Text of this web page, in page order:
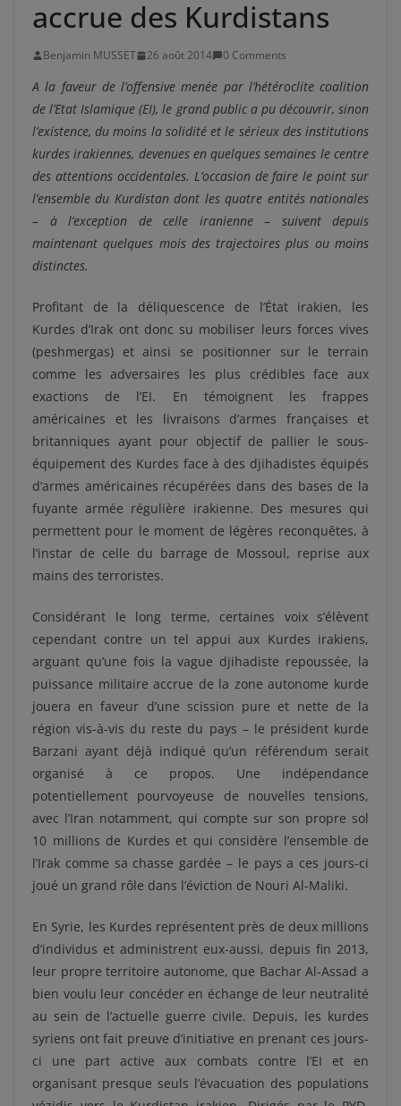
accrue des Kurdistans
Benjamin MUSSET 26 août 2014 0 Comments
A la faveur de l’offensive menée par l’hétéroclite coalition
de l’Etat Islamique (EI), le grand public a pu découvrir, sinon
l’existence, du moins la solidité et le sérieux des institutions
kurdes irakiennes, devenues en quelques semaines le centre
des attentions occidentales. L’occasion de faire le point sur
l’ensemble du Kurdistan dont les quatre entités nationales
– à l’exception de celle iranienne – suivent depuis
maintenant quelques mois des trajectoires plus ou moins
distinctes.
Profitant de la déliquescence de l’État irakien, les
Kurdes d’Irak ont donc su mobiliser leurs forces vives
(peshmergas) et ainsi se positionner sur le terrain
comme les adversaires les plus crédibles face aux
exactions de l’EI. En témoignent les frappes
américaines et les livraisons d’armes françaises et
britanniques ayant pour objectif de pallier le sous-
équipement des Kurdes face à des djihadistes équipés
d’armes américaines récupérées dans des bases de la
fuyante armée régulière irakienne. Des mesures qui
permettent pour le moment de légères reconquêtes, à
l’instar de celle du barrage de Mossoul, reprise aux
mains des terroristes.
Considérant le long terme, certaines voix s’élèvent
cependant contre un tel appui aux Kurdes irakiens,
arguant qu’une fois la vague djihadiste repoussée, la
puissance militaire accrue de la zone autonome kurde
jouera en faveur d’une scission pure et nette de la
région vis-à-vis du reste du pays – le président kurde
Barzani ayant déjà indiqué qu’un référendum serait
organisé à ce propos. Une indépendance
potentiellement pourvoyeuse de nouvelles tensions,
avec l’Iran notamment, qui compte sur son propre sol
10 millions de Kurdes et qui considère l’ensemble de
l’Irak comme sa chasse gardée – le pays a ces jours-ci
joué un grand rôle dans l’éviction de Nouri Al-Maliki.
En Syrie, les Kurdes représentent près de deux millions
d’individus et administrent eux-aussi, depuis fin 2013,
leur propre territoire autonome, que Bachar Al-Assad a
bien voulu leur concéder en échange de leur neutralité
au sein de l’actuelle guerre civile. Depuis, les kurdes
syriens ont fait preuve d’initiative en prenant ces jours-
ci une part active aux combats contre l’EI et en
organisant presque seuls l’évacuation des populations